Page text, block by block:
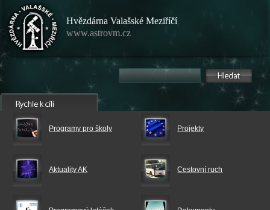
Hvězdárna Valašské Meziříčí
www.astrovm.cz
Programy pro školy Projekty
Aktuality AK Cestovní ruch